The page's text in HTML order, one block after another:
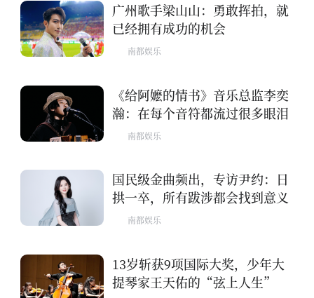
广州歌手梁山山：勇敢挥拍，就
已经拥有成功的机会
南都娱乐
《给阿嬷的情书》音乐总监李奕
瀚：在每个音符都流过很多眼泪
南都娱乐
国民级金曲频出，专访尹约：日
拱一卒，所有跋涉都会找到意义
南都娱乐
13岁斩获9项国际大奖，少年大
提琴家王天佑的“弦上人生”